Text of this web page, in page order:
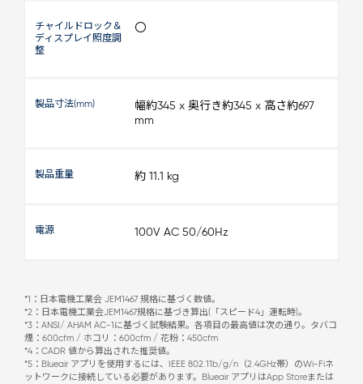
チャイルドロック＆
ディスプレイ照度調
整
〇
製品寸法(mm)
幅約345 x 奥行き約345 x 高さ約697
mm
製品重量 約 11.1 kg
電源 100V AC 50/60Hz
*1：日本電機工業会 JEM1467 規格に基づく数値。
*2：日本電機工業会JEM1467規格に基づき算出(「スピード4」運転時)。
*3：ANSI/ AHAM AC-1に基づく試験結果。各項目の最高値は次の通り。タバコ
煙：600cfm / ホコリ：600cfm / 花粉：450cfm
*4：CADR 値から算出された推奨値。
*5：Blueair アプリを使用するには、IEEE 802.11b/g/n（2.4GHz帯）のWi-Fiネ
ットワークに接続している必要があります。Blueair アプリはApp Storeまたは